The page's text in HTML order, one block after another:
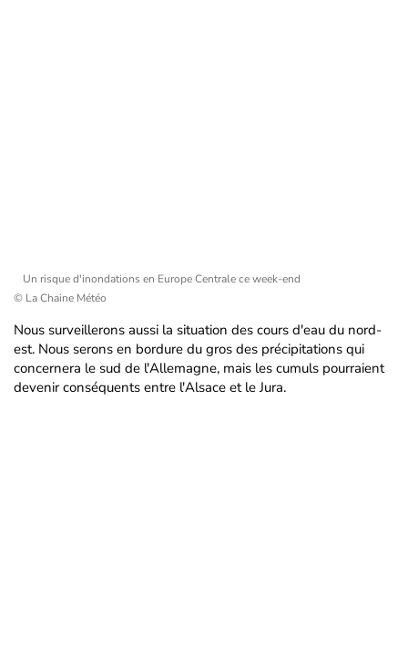
Un risque d'inondations en Europe Centrale ce week-end
© La Chaine Météo
Nous surveillerons aussi la situation des cours d'eau du nord-
est. Nous serons en bordure du gros des précipitations qui
concernera le sud de l'Allemagne, mais les cumuls pourraient
devenir conséquents entre l'Alsace et le Jura.